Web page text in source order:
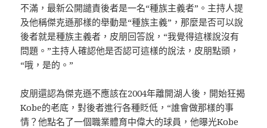
不滿，最新公開譴責後者是一名“種族主義者”。主持人提
及他稱傑克遜那樣的舉動是“種族主義”，那麼是否可以說
後者就是種族主義者，皮朋回答說，“我覺得這樣說沒有
問題。”主持人確認他是否認可這樣的說法，皮朋點頭，
“哦，是的。”
皮朋還認為傑克遜不應該在2004年離開湖人後，開始狂揭
Kobe的老底，對後者進行各種貶低，“誰會做那樣的事
情？他點名了一個職業體育中偉大的球員，他曝光Kobe